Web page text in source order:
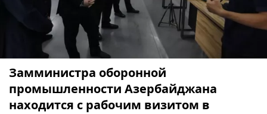
Замминистра оборонной
промышленности Азербайджана
находится с рабочим визитом в